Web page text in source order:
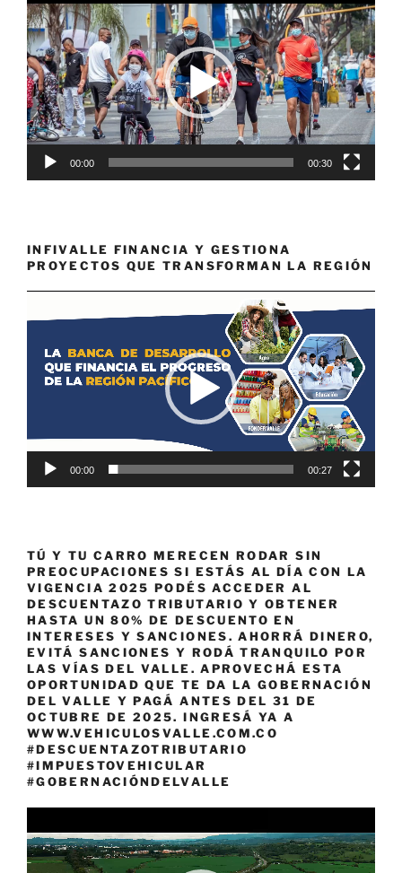
de
vídeo
00:00 00:30
INFIVALLE FINANCIA Y GESTIONA
PROYECTOS QUE TRANSFORMAN LA REGIÓN
de
00:00 00:27
TÚ Y TU CARRO MERECEN RODAR SIN
PREOCUPACIONES SI ESTÁS AL DÍA CON LA
VIGENCIA 2025 PODÉS ACCEDER AL
DESCUENTAZO TRIBUTARIO Y OBTENER
HASTA UN 80% DE DESCUENTO EN
INTERESES Y SANCIONES. AHORRÁ DINERO,
EVITÁ SANCIONES Y RODÁ TRANQUILO POR
LAS VÍAS DEL VALLE. APROVECHÁ ESTA
OPORTUNIDAD QUE TE DA LA GOBERNACIÓN
DEL VALLE Y PAGÁ ANTES DEL 31 DE
OCTUBRE DE 2025. INGRESÁ YA A
WWW.VEHICULOSVALLE.COM.CO
#DESCUENTAZOTRIBUTARIO
#IMPUESTOVEHICULAR
#GOBERNACIÓNDELVALLE
de
vídeo